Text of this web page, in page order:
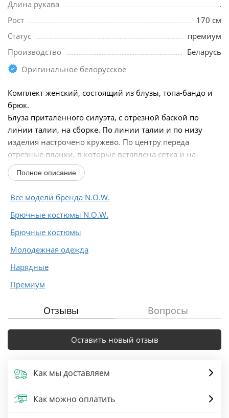
Длина рукава
.
Рост
170 см
Статус
премиум
Производство
Беларусь
Оригинальное белорусское
Комплект женский, состоящий из блузы, топа-бандо и
брюк.
Блуза приталенного силуэта, с отрезной баской по
линии талии, на сборке. По линии талии и по низу
изделия настрочено кружево. По центру переда
отрезные планки, в которые вставлена сетка и на
которые настрочены навесные петли, застежка...
Полное описание
Все модели бренда N.O.W.
Брючные костюмы N.O.W.
Брючные костюмы
Молодежная одежда
Нарядные
Премиум
Отзывы Вопросы
Оставить новый отзыв
Как мы доставляем
Как можно оплатить